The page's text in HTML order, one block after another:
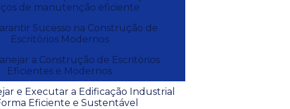
de manutenção eficiente
Sucesso na Construção de
Escritórios Modernos
a Construção de Escritórios
Eficientes e Modernos
e Executar a Edificação Industrial
Eficiente e Sustentável